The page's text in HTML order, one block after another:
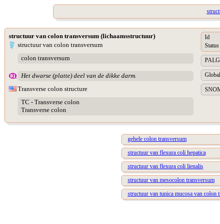
structuur van colon transversum (lichaamsstructuur)
structuur van colon transversum
colon transversum
Het dwarse (platte) deel van de dikke darm.
Transverse colon structure
TC - Transverse colon
Transverse colon
Id
Status
gehele colon transversum
structuur van flexura coli hepatica
structuur van flexura coli lienalis
structuur van mesocolon transversum
structuur van tunica mucosa van colon